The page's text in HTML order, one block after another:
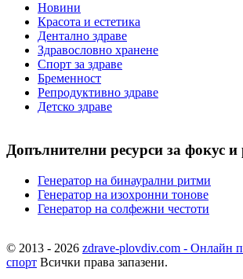
Новини
Красота и естетика
Дентално здраве
Здравословно хранене
Спорт за здраве
Бременност
Репродуктивно здраве
Детско здраве
Допълнителни ресурси за фокус и
Генератор на бинаурални ритми
Генератор на изохронни тонове
Генератор на солфежни честоти
© 2013 - 2026 zdrave-plovdiv.com - Онлайн
спорт Всички права запазени.